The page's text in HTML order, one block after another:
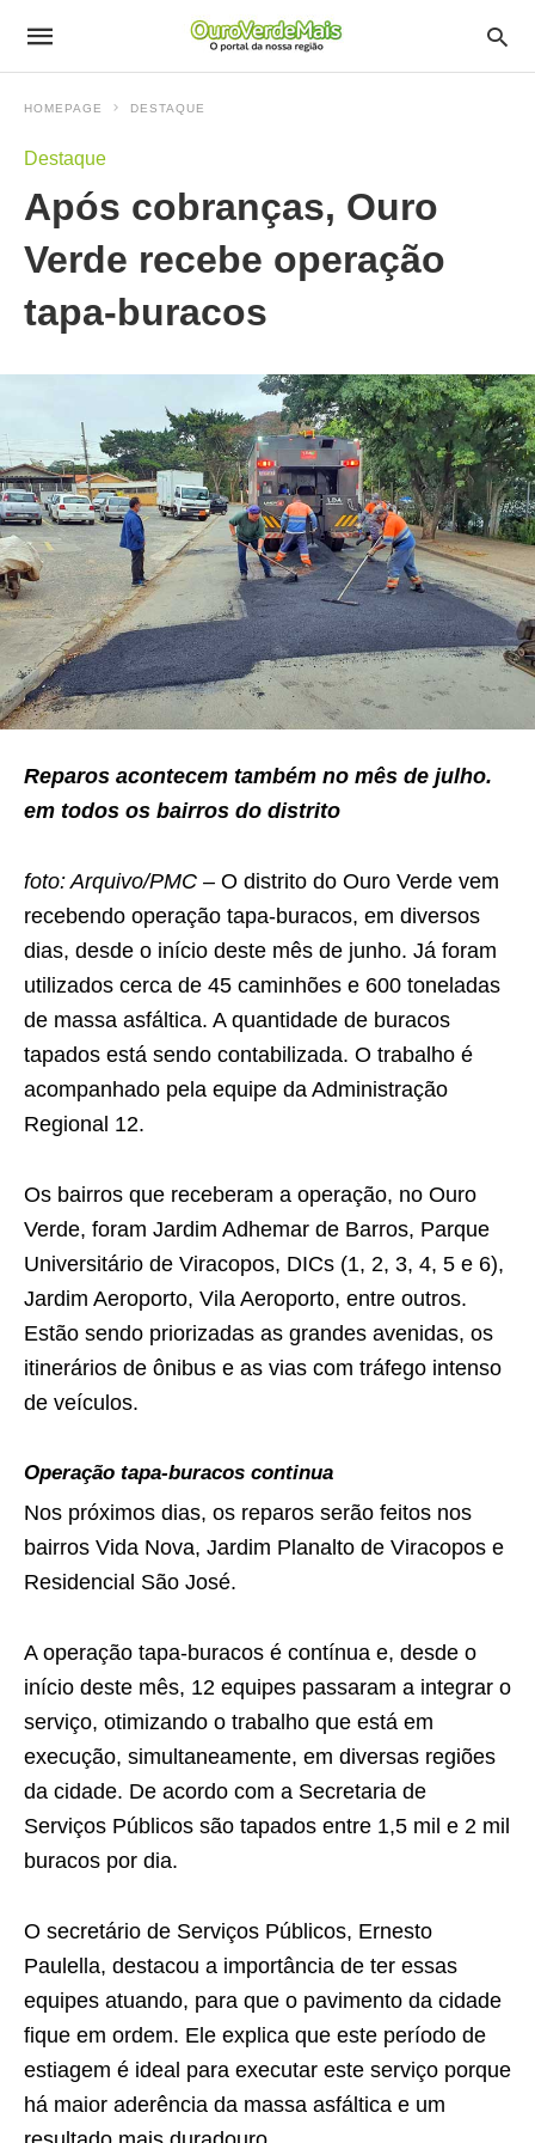
HOMEPAGE DESTAQUE
Destaque
Após cobranças, Ouro
Verde recebe operação
tapa-buracos
Reparos acontecem também no mês de julho.
em todos os bairros do distrito
foto: Arquivo/PMC – O distrito do Ouro Verde vem
recebendo operação tapa-buracos, em diversos
dias, desde o início deste mês de junho. Já foram
utilizados cerca de 45 caminhões e 600 toneladas
de massa asfáltica. A quantidade de buracos
tapados está sendo contabilizada. O trabalho é
acompanhado pela equipe da Administração
Regional 12.
Os bairros que receberam a operação, no Ouro
Verde, foram Jardim Adhemar de Barros, Parque
Universitário de Viracopos, DICs (1, 2, 3, 4, 5 e 6),
Jardim Aeroporto, Vila Aeroporto, entre outros.
Estão sendo priorizadas as grandes avenidas, os
itinerários de ônibus e as vias com tráfego intenso
de veículos.
Operação tapa-buracos continua
Nos próximos dias, os reparos serão feitos nos
bairros Vida Nova, Jardim Planalto de Viracopos e
Residencial São José.
A operação tapa-buracos é contínua e, desde o
início deste mês, 12 equipes passaram a integrar o
serviço, otimizando o trabalho que está em
execução, simultaneamente, em diversas regiões
da cidade. De acordo com a Secretaria de
Serviços Públicos são tapados entre 1,5 mil e 2 mil
buracos por dia.
O secretário de Serviços Públicos, Ernesto
Paulella, destacou a importância de ter essas
equipes atuando, para que o pavimento da cidade
fique em ordem. Ele explica que este período de
estiagem é ideal para executar este serviço porque
há maior aderência da massa asfáltica e um